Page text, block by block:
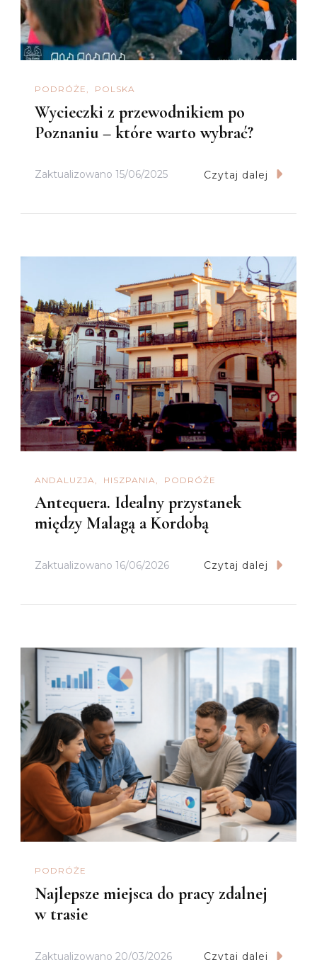
PODRÓŻE POLSKA
Wycieczki z przewodnikiem po
Poznaniu – które warto wybrać?
Zaktualizowano 15/06/2025 Czytaj dalej
ANDALUZJA HISZPANIA PODRÓŻE
Antequera. Idealny przystanek
między Malagą a Kordobą
Zaktualizowano 16/06/2026 Czytaj dalej
PODRÓŻE
Najlepsze miejsca do pracy zdalnej
w trasie
Zaktualizowano 20/03/2026 Czytaj dalej